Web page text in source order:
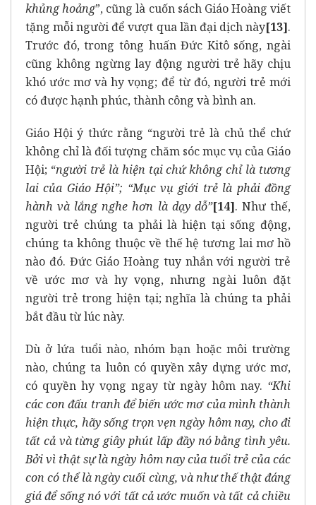
khủng hoảng”, cũng là cuốn sách Giáo Hoàng viết
tặng mỗi người để vượt qua lần đại dịch này[13].
Trước đó, trong tông huấn Đức Kitô sống, ngài
cũng không ngừng lay động người trẻ hãy chịu
khó ước mơ và hy vọng; để từ đó, người trẻ mới
có được hạnh phúc, thành công và bình an.
Giáo Hội ý thức rằng “người trẻ là chủ thể chứ
không chỉ là đối tượng chăm sóc mục vụ của Giáo
Hội; “người trẻ là hiện tại chứ không chỉ là tương
lai của Giáo Hội”; “Mục vụ giới trẻ là phải đồng
hành và lắng nghe hơn là dạy dỗ”[14]. Như thế,
người trẻ chúng ta phải là hiện tại sống động,
chúng ta không thuộc về thế hệ tương lai mơ hồ
nào đó. Đức Giáo Hoàng tuy nhắn với người trẻ
về ước mơ và hy vọng, nhưng ngài luôn đặt
người trẻ trong hiện tại; nghĩa là chúng ta phải
bắt đầu từ lúc này.
Dù ở lứa tuổi nào, nhóm bạn hoặc môi trường
nào, chúng ta luôn có quyền xây dựng ước mơ,
có quyền hy vọng ngay từ ngày hôm nay. “Khi
các con đấu tranh để biến ước mơ của mình thành
hiện thực, hãy sống trọn vẹn ngày hôm nay, cho đi
tất cả và từng giây phút lấp đầy nó bằng tình yêu.
Bởi vì thật sự là ngày hôm nay của tuổi trẻ của các
con có thể là ngày cuối cùng, và như thế thật đáng
giá để sống nó với tất cả ước muốn và tất cả chiều